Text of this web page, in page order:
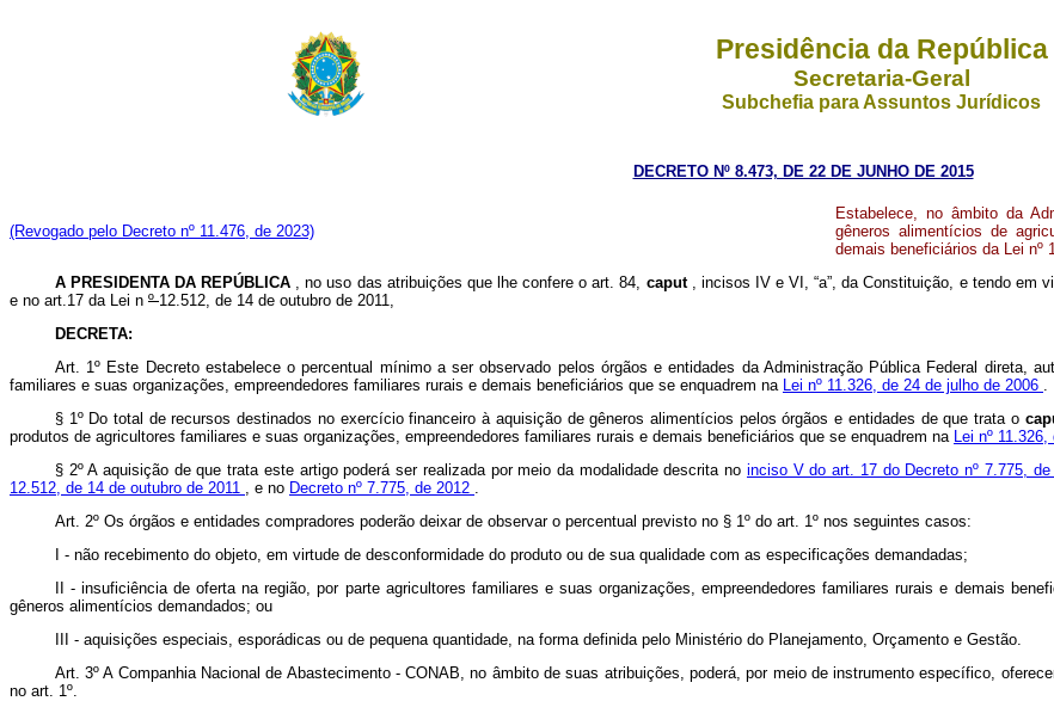
Presidência da República
Secretaria-Geral
Subchefia para Assuntos Jurídicos
DECRETO Nº 8.473, DE 22 DE JUNHO DE 2015
(Revogado pelo Decreto nº 11.476, de 2023)
Estabelece, no âmbito da
gêneros alimentícios de
demais beneficiários da Lei nº
A PRESIDENTA DA REPÚBLICA , no uso das atribuições que lhe confere o art. 84, caput , incisos IV e VI, “a”, da Constituição, e tendo
e no art.17 da Lei n º12.512, de 14 de outubro de 2011,
DECRETA:
Art. 1º Este Decreto estabelece o percentual mínimo a ser observado pelos órgãos e entidades da Administração Pública Federal direta,
familiares e suas organizações, empreendedores familiares rurais e demais beneficiários que se enquadrem na Lei nº 11.326, de 24 de julho de 2006 .
§ 1º Do total de recursos destinados no exercício financeiro à aquisição de gêneros alimentícios pelos órgãos e entidades de que trata o
produtos de agricultores familiares e suas organizações, empreendedores familiares rurais e demais beneficiários que se enquadrem na Lei nº 11.326,
§ 2º A aquisição de que trata este artigo poderá ser realizada por meio da modalidade descrita no inciso V do art. 17 do Decreto nº 7.775,
12.512, de 14 de outubro de 2011 , e no Decreto nº 7.775, de 2012 .
Art. 2º Os órgãos e entidades compradores poderão deixar de observar o percentual previsto no § 1º do art. 1º nos seguintes casos:
I - não recebimento do objeto, em virtude de desconformidade do produto ou de sua qualidade com as especificações demandadas;
II - insuficiência de oferta na região, por parte agricultores familiares e suas organizações, empreendedores familiares rurais e demais
gêneros alimentícios demandados; ou
III - aquisições especiais, esporádicas ou de pequena quantidade, na forma definida pelo Ministério do Planejamento, Orçamento e Gestão.
Art. 3º A Companhia Nacional de Abastecimento - CONAB, no âmbito de suas atribuições, poderá, por meio de instrumento específico,
no art. 1º.